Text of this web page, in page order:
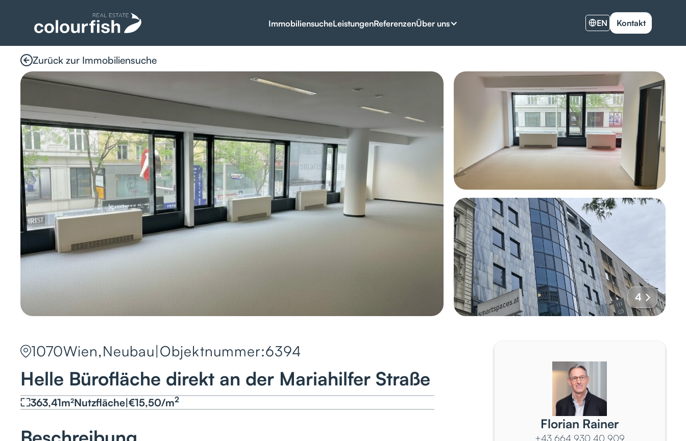
ImmobiliensucheLeistungenReferenzenÜber uns EN Kontakt
Zurück zur Immobiliensuche
4
1070Wien,Neubau|Objektnummer:6394
Helle Bürofläche direkt an der Mariahilfer Straße
363,41m²Nutzfläche|€15,50/m2
Florian Rainer
+43 664 930 40 909